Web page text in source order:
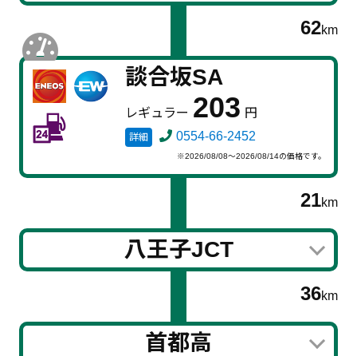
62km
談合坂SA
レギュラー 203 円
詳細 0554-66-2452
※2026/08/08～2026/08/14の価格です。
21km
八王子JCT
36km
首都高